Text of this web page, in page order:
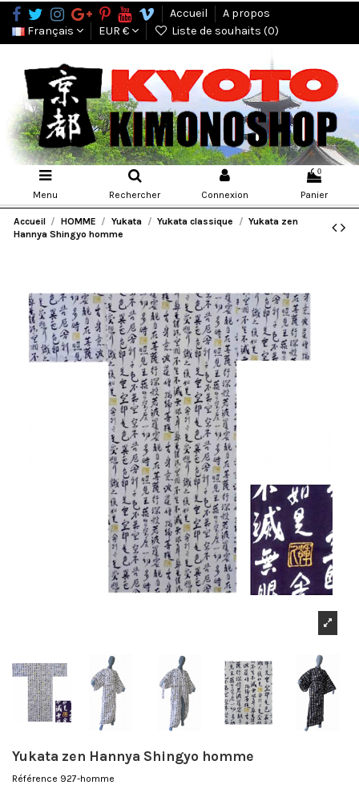
Accueil
A propos
Français
EUR € Liste de souhaits (0)
Menu Rechercher Connexion
0
Panier
Accueil HOMME Yukata Yukata classique
Yukata zen
Hannya Shingyo homme
Yukata zen Hannya Shingyo homme
Référence 927-homme